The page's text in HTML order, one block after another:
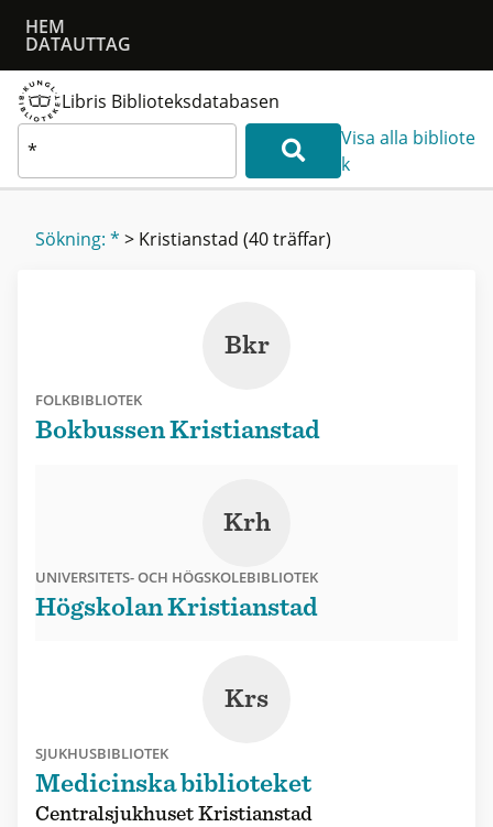
HEM
DATAUTTAG
Libris Biblioteksdatabasen
Visa alla bibliote
k
Sökning: * > Kristianstad (40 träffar)
Bkr
FOLKBIBLIOTEK
Bokbussen Kristianstad
Krh
UNIVERSITETS- OCH HÖGSKOLEBIBLIOTEK
Högskolan Kristianstad
Krs
SJUKHUSBIBLIOTEK
Medicinska biblioteket
Centralsjukhuset Kristianstad